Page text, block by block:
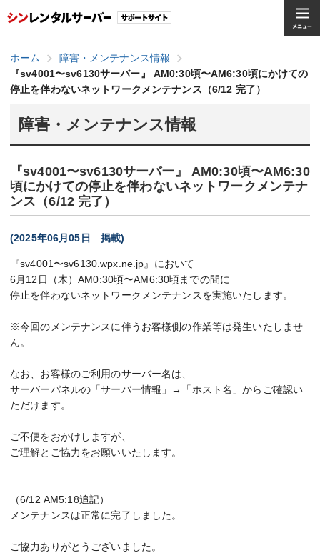
ホーム
障害・メンテナンス情報
『sv4001〜sv6130サーバー』 AM0:30頃〜AM6:30頃にかけての
停止を伴わないネットワークメンテナンス（6/12 完了）
障害・メンテナンス情報
『sv4001〜sv6130サーバー』 AM0:30頃〜AM6:30
頃にかけての停止を伴わないネットワークメンテナ
ンス（6/12 完了）
(2025年06月05日 掲載)
『sv4001〜sv6130.wpx.ne.jp』において
6月12日（木）AM0:30頃〜AM6:30頃までの間に
停止を伴わないネットワークメンテナンスを実施いたします。
※今回のメンテナンスに伴うお客様側の作業等は発生いたしませ
ん。
なお、お客様のご利用のサーバー名は、
サーバーパネルの「サーバー情報」→「ホスト名」からご確認い
ただけます。
ご不便をおかけしますが、
ご理解とご協力をお願いいたします。
（6/12 AM5:18追記）
メンテナンスは正常に完了しました。
ご協力ありがとうございました。